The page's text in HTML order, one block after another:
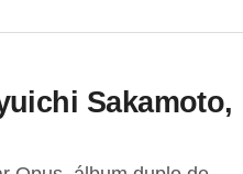
Sakamoto,